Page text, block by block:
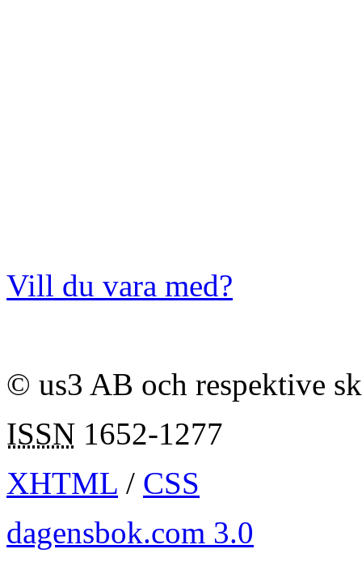
Vill du vara med?
© us3 AB och respektive
ISSN 1652-1277
XHTML / CSS
dagensbok.com 3.0